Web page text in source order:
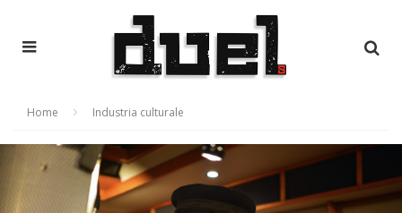
Home Industria culturale